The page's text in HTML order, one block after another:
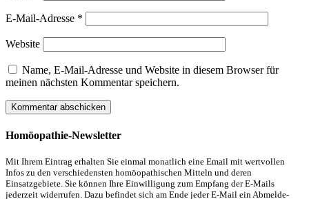
E-Mail-Adresse *
Website
Name, E-Mail-Adresse und Website in diesem Browser für
meinen nächsten Kommentar speichern.
Homöopathie-Newsletter
Mit Ihrem Eintrag erhalten Sie einmal monatlich eine Email mit wertvollen
Infos zu den verschiedensten homöopathischen Mitteln und deren
Einsatzgebiete. Sie können Ihre Einwilligung zum Empfang der E-Mails
jederzeit widerrufen. Dazu befindet sich am Ende jeder E-Mail ein Abmelde-